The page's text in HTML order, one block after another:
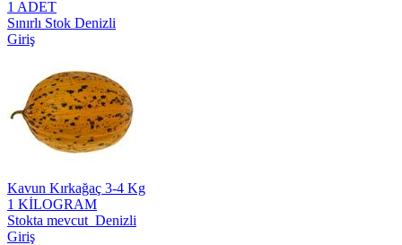
1 ADET
Sınırlı Stok Denizli
Giriş
Kavun Kırkağaç 3-4 Kg
1 KİLOGRAM
Stokta mevcut Denizli
Giriş